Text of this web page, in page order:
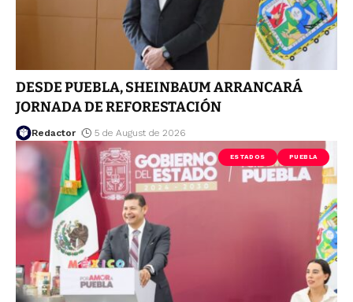
DESDE PUEBLA, SHEINBAUM ARRANCARÁ
JORNADA DE REFORESTACIÓN
Redactor 5 de August de 2026
ESTADOS PUEBLA